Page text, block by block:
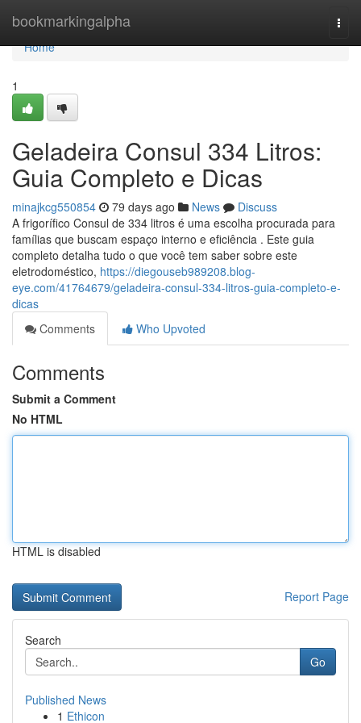
bookmarkingalpha
Home
Home
1
Geladeira Consul 334 Litros:
Guia Completo e Dicas
minajkcg550854 79 days ago News
Discuss
A frigorífico Consul de 334 litros é uma escolha procurada para
famílias que buscam espaço interno e eficiência . Este guia
completo detalha tudo o que você tem saber sobre este
eletrodoméstico, https://diegouseb989208.blog-
eye.com/41764679/geladeira-consul-334-litros-guia-completo-e-
dicas
Comments
Who Upvoted
Comments
Submit a Comment
No HTML
HTML is disabled
Report Page
Search
Go
Published News
1 Ethicon